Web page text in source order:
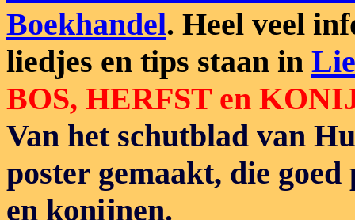
Boekhandel. Heel veel
liedjes en tips staan in
BOS, HERFST en
Van het schutblad van
poster gemaakt, die
en konijnen.